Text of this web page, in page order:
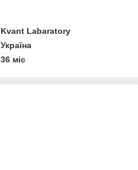
Kvant Labaratory
Україна
36 міс